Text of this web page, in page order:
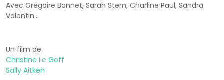
Avec Grégoire Bonnet, Sarah Stern, Charline Paul, Sandra
Valentin...
Un film de:
Christine Le Goff
Sally Aitken